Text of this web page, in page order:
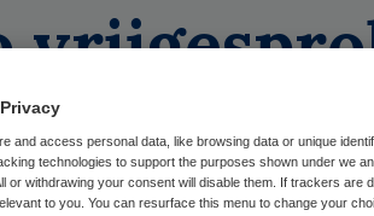
and access personal data, like browsing data or unique
technologies to support the purposes shown under we
or withdrawing your consent will disable them. If trackers are
to you. You can resurface this menu to change your